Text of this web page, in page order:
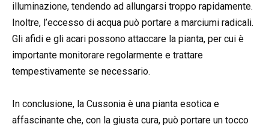
illuminazione, tendendo ad allungarsi troppo rapidamente.
Inoltre, l’eccesso di acqua può portare a marciumi radicali.
Gli afidi e gli acari possono attaccare la pianta, per cui è
importante monitorare regolarmente e trattare
tempestivamente se necessario.
In conclusione, la Cussonia è una pianta esotica e
affascinante che, con la giusta cura, può portare un tocco